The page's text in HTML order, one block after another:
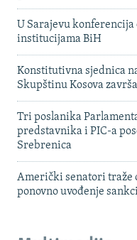
U Sarajevu
institucijama BiH
Konstitutivna sjednica
Skupštinu Kosova
Tri poslanika
predstavnika i PIC-a
Srebrenica
Američki senatori traže
ponovno uvođenje